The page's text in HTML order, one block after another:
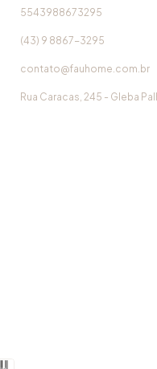
5543988673295
(43) 9 8867-3295
contato@fauhome.com.br
Rua Caracas, 245 - Gleba